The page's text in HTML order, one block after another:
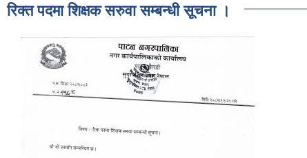
रिक्त पदमा शिक्षक सरुवा सम्बन्धी सूचना ।